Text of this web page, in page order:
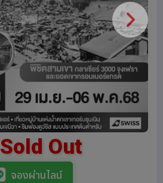
Sold Out
จองผ่านไลน์